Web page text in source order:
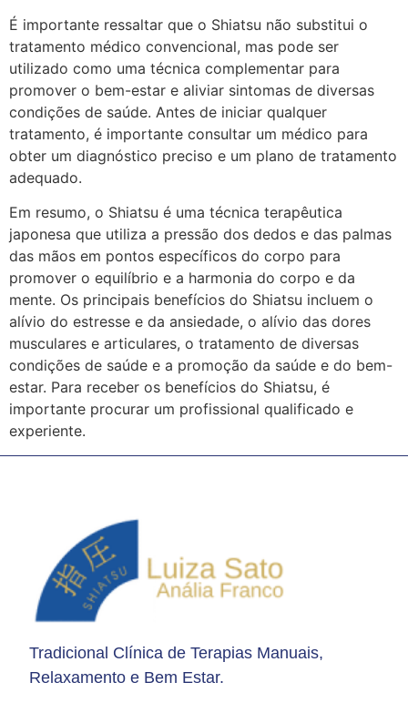
É importante ressaltar que o Shiatsu não substitui o
tratamento médico convencional, mas pode ser
utilizado como uma técnica complementar para
promover o bem-estar e aliviar sintomas de diversas
condições de saúde. Antes de iniciar qualquer
tratamento, é importante consultar um médico para
obter um diagnóstico preciso e um plano de tratamento
adequado.
Em resumo, o Shiatsu é uma técnica terapêutica
japonesa que utiliza a pressão dos dedos e das palmas
das mãos em pontos específicos do corpo para
promover o equilíbrio e a harmonia do corpo e da
mente. Os principais benefícios do Shiatsu incluem o
alívio do estresse e da ansiedade, o alívio das dores
musculares e articulares, o tratamento de diversas
condições de saúde e a promoção da saúde e do bem-
estar. Para receber os benefícios do Shiatsu, é
importante procurar um profissional qualificado e
experiente.
Tradicional Clínica de Terapias Manuais,
Relaxamento e Bem Estar.